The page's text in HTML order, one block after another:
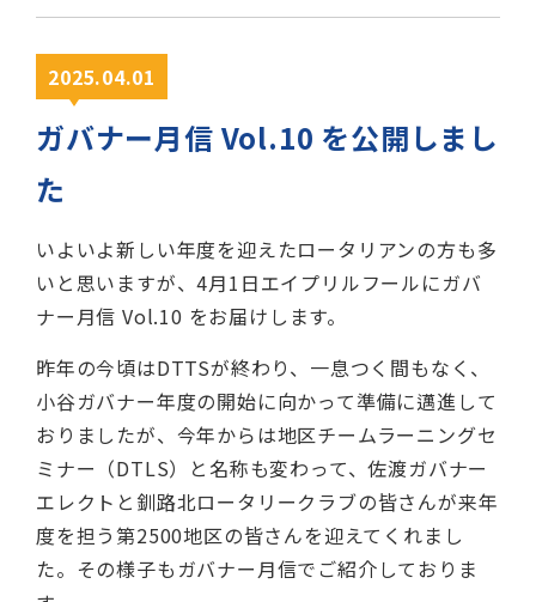
2025.04.01
ガバナー月信 Vol.10 を公開しまし
た
いよいよ新しい年度を迎えたロータリアンの方も多
いと思いますが、4月1日エイプリルフールにガバ
ナー月信 Vol.10 をお届けします。
昨年の今頃はDTTSが終わり、一息つく間もなく、
小谷ガバナー年度の開始に向かって準備に邁進して
おりましたが、今年からは地区チームラーニングセ
ミナー（DTLS）と名称も変わって、佐渡ガバナー
エレクトと釧路北ロータリークラブの皆さんが来年
度を担う第2500地区の皆さんを迎えてくれまし
た。その様子もガバナー月信でご紹介しておりま